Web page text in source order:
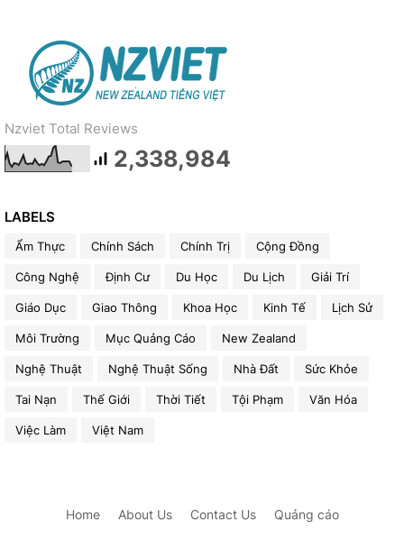
Nzviet Total Reviews
2,338,984
LABELS
Ẩm Thực Chính Sách Chính Trị Cộng Đồng
Công Nghệ Định Cư Du Học Du Lịch Giải Trí
Giáo Dục Giao Thông Khoa Học Kinh Tế Lịch Sử
Môi Trường Mục Quảng Cáo New Zealand
Nghệ Thuật Nghệ Thuật Sống Nhà Đất Sức Khỏe
Tai Nạn Thế Giới Thời Tiết Tội Phạm Văn Hóa
Việc Làm Việt Nam
Home About Us Contact Us Quảng cáo